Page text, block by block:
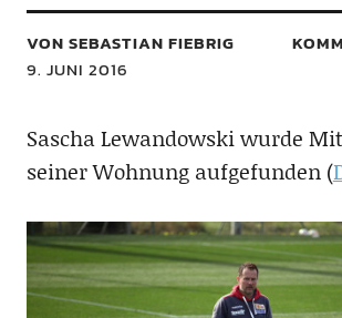
VON SEBASTIAN FIEBRIG
9. JUNI 2016
Sascha Lewandowski wurde
seiner Wohnung aufgefunden (